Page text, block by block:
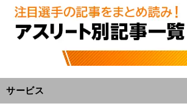
サービス